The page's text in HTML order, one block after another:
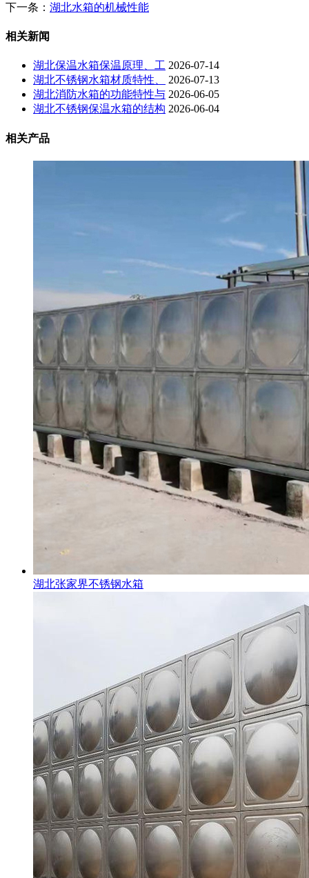
下一条： 湖北水箱的机械性能
相关新闻
湖北保温水箱保温原理、工 2026-07-14
湖北不锈钢水箱材质特性、
2026-07-13
湖北消防水箱的功能特性与 2026-06-05
湖北不锈钢保温水箱的结构 2026-06-04
相关产品
湖北张家界不锈钢水箱